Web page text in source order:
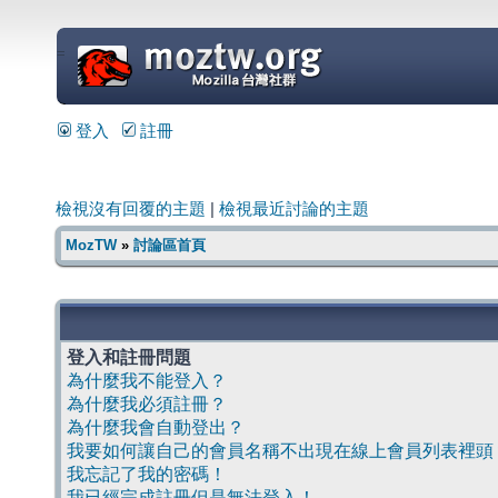
=
登入 註冊
檢視沒有回覆的主題 檢視最近討論的主題
MozTW» 討論區首頁
登入和註冊問題
為什麼我不能登入？
為什麼我必須註冊？
為什麼我會自動登出？
我要如何讓自己的會員名稱不出現在線上會員列表裡頭
我忘記了我的密碼！